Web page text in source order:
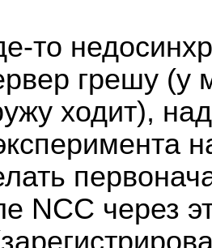
то
грешу (у
ходит),
NCC через